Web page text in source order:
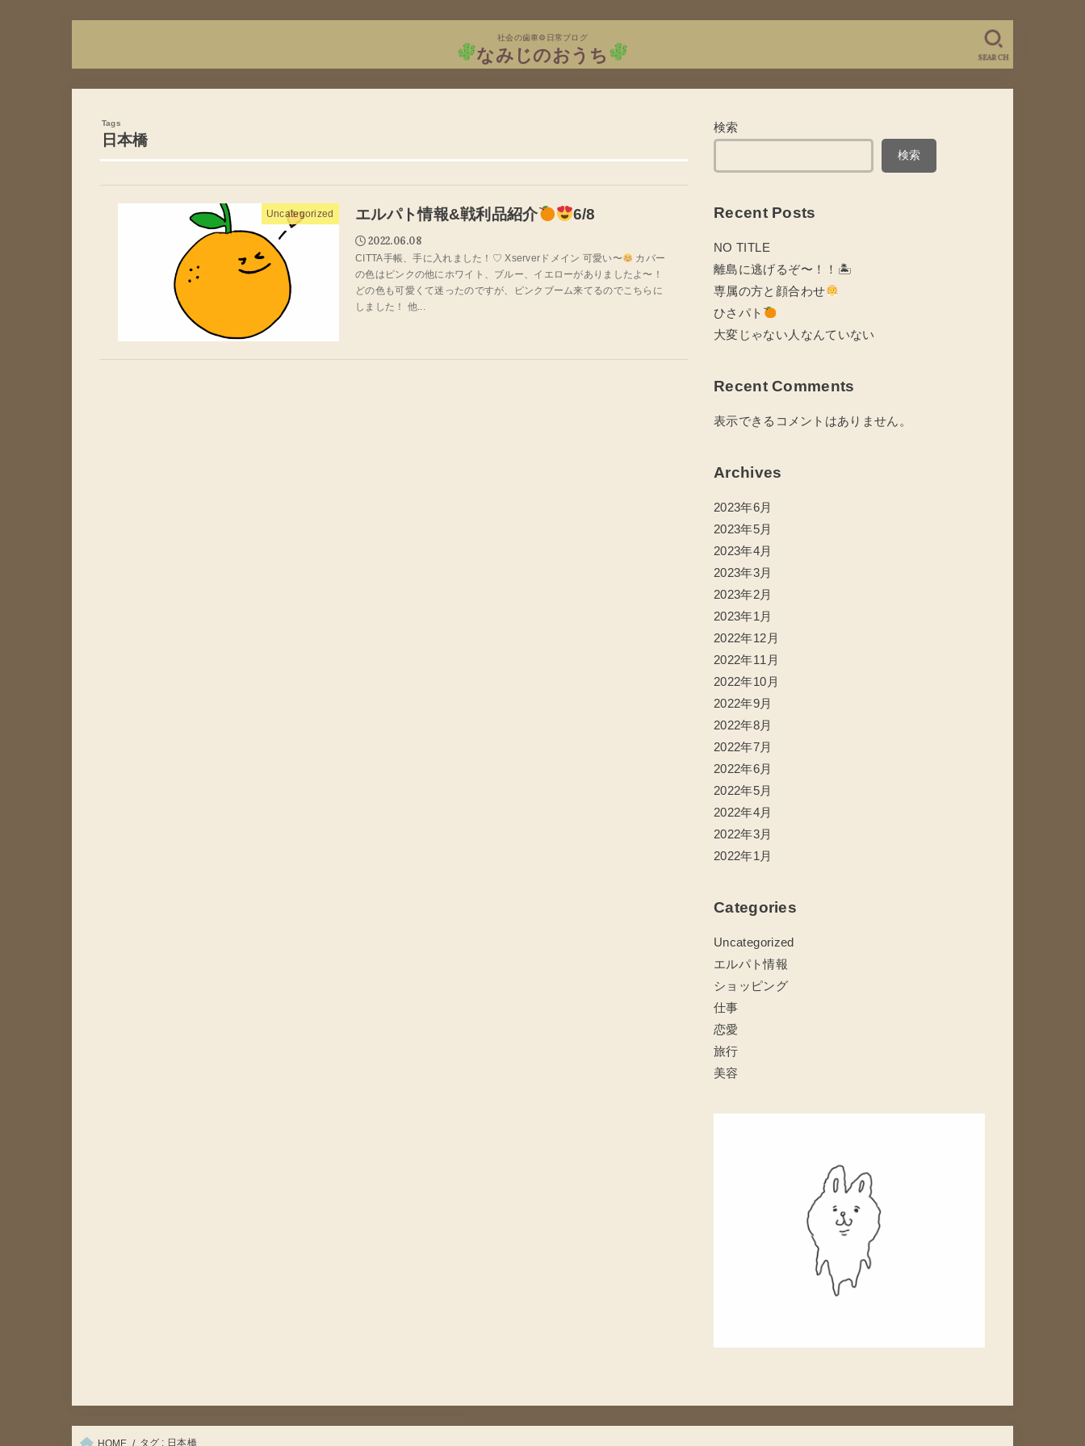
社会の歯車⚙日常ブログ
なみじのおうち SEARCH
日本橋
Uncategorized エルパト情報&戦利品紹介 6/8
2022.06.08
CITTA手帳、手に入れました！♡ Xserverドメイン 可愛い〜
カバー
の色はピンクの他にホワイト、ブルー、イエローがありましたよ〜！
どの色も可愛くて迷ったのですが、ピンクブーム来てるのでこちらに
しました！ 他...
検索
検索
Recent Posts
NO TITLE
離島に逃げるぞ〜！！🏝
専属の方と顔合わせ
ひさパト
大変じゃない人なんていない
Recent Comments
表示できるコメントはありません。
Archives
2023年6月
2023年5月
2023年4月
2023年3月
2023年2月
2023年1月
2022年12月
2022年11月
2022年10月
2022年9月
2022年8月
2022年7月
2022年6月
2022年5月
2022年4月
2022年3月
2022年1月
Categories
Uncategorized
エルパト情報
ショッピング
仕事
恋愛
旅行
美容
HOME タグ : 日本橋